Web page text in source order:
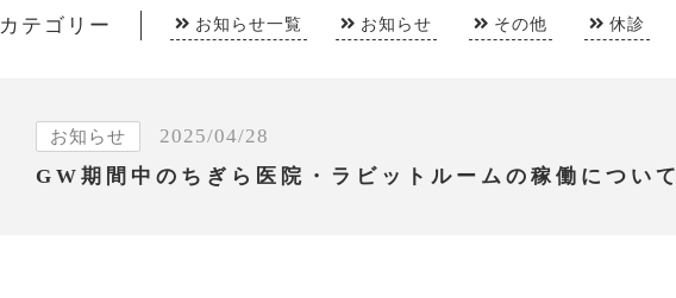
カテゴリー お知らせ一覧 お知らせ その他 休診
お知らせ
2025/04/28
GW期間中のちぎら医院・ラビットルームの稼働について